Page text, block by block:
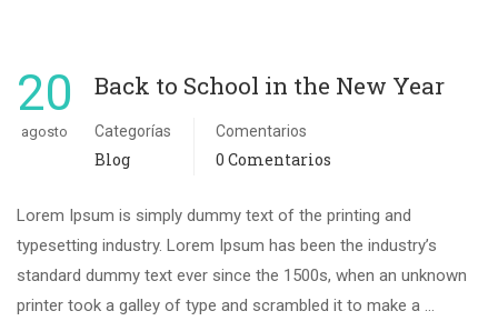
20
agosto
Back to School in the New Year
Categorías
Blog
Comentarios
0 Comentarios
Lorem Ipsum is simply dummy text of the printing and
typesetting industry. Lorem Ipsum has been the industry’s
standard dummy text ever since the 1500s, when an unknown
printer took a galley of type and scrambled it to make a …